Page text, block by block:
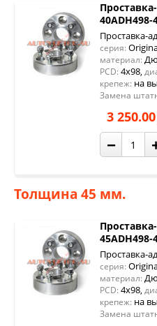
40ADH498-
Проставка-
серия:
материал:
PCD: 4x98,
крепеж: на
Замена
3
−
Толщина 45 мм.
45ADH498-
Проставка-
серия:
материал:
PCD: 4x98,
крепеж: на
Замена